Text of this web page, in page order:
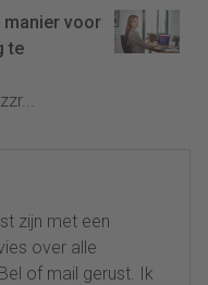
manier voor
te
zijn met een
over alle
of mail gerust. Ik